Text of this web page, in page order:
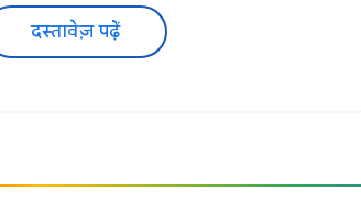
दस्तावेज़ पढ़ें